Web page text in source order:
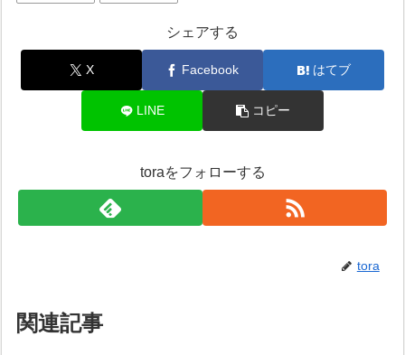
シェアする
X Facebook はてブ
LINE コピー
toraをフォローする
tora
関連記事